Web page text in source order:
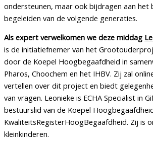
ondersteunen, maar ook bijdragen aan het
begeleiden van de volgende generaties.
Als expert verwelkomen we deze middag
is de initiatiefnemer van het
door de Koepel Hoogbegaafdheid in
Pharos, Choochem en het IHBV. Zij zal
vertellen over dit project en biedt
van vragen. Leonieke is ECHA Specialist in
bestuurslid van de Koepel
KwaliteitsRegisterHoogBegaafdheid. Zij is
kleinkinderen.